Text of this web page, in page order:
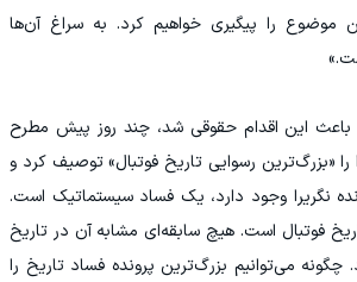
موضوع را پیگیری خواهیم کرد. به سراغ آن‌ها
که باعث این اقدام حقوقی شد، چند روز پیش مطرح
را «بزرگ‌ترین رسوایی تاریخ فوتبال» توصیف کرد و
نگریرا وجود دارد، یک فساد سیستماتیک است.
فوتبال است. هیچ سابقه‌ای مشابه آن در تاریخ
چگونه می‌توانیم بزرگ‌ترین پرونده فساد تاریخ را